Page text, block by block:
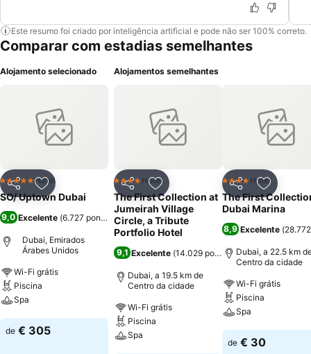
Este resumo foi criado por inteligência artificial e pode não ser 100% correto.
Comparar com estadias semelhantes
Alojamento selecionado
PartilharAdicionar aos favoritos
5 EstrelasHotel
SO/ Uptown Dubai
9,0 Excelente (6.727 pontuações)
Dubai, Emirados
Árabes Unidos
Wi-Fi grátis
Piscina
Spa
Ver preços
de € 305
Alojamentos semelhantes
PartilharAdicionar aos favoritos
4 EstrelasHotel
The First Collection at
Jumeirah Village
Circle, a Tribute
Portfolio Hotel
9,1 Excelente (14.029 pontuações)
Dubai, a 19.5 km de
Centro da cidade
Wi-Fi grátis
Piscina
Spa
Partilhar
4 EstrelasHotel
The First
Dubai Marina
8,9 Excelente (
Dubai, a 22.5 km
Centro da cidade
Wi-Fi grátis
Piscina
Spa
Ver preços
de € 30